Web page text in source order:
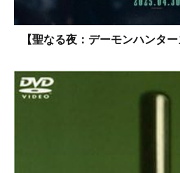
【聖なる夜：デーモンハンタ